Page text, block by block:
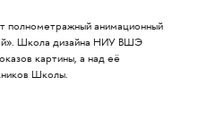
полнометражный анимационный
Школа дизайна НИУ ВШЭ
картины, а над её
Школы.